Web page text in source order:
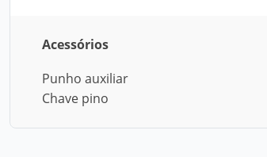
Acessórios
Punho auxiliar
Chave pino